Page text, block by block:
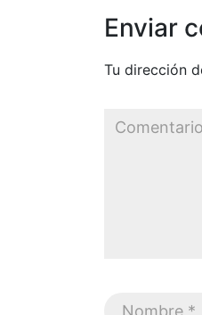
Enviar
Tu dirección